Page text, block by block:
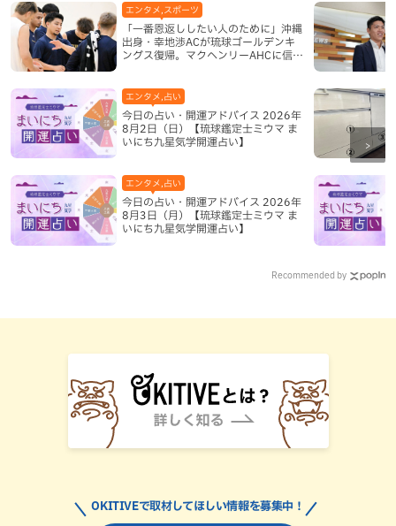
「一番恩返ししたい人のために」沖縄
出身・幸地渉ACが琉球ゴールデンキ
ングス復帰。マクヘンリーAHCに信頼
エンタメ,スポーツ
今日の占い・開運アドバイス 2026年
8月2日（日）【琉球鑑定士ミウマ ま
いにち九星気学開運占い】
エンタメ,占い
今日の占い・開運アドバイス 2026年
8月3日（月）【琉球鑑定士ミウマ ま
いにち九星気学開運占い】
エンタメ,占い
Recommended by
OKITIVEで取材してほしい情報を募集中！